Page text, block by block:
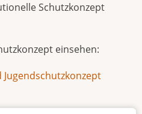
Schutzkonzept
einsehen: